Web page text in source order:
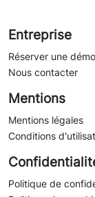
Entreprise
Réserver une démo
Nous contacter
Mentions
Mentions légales
Conditions
Politique de